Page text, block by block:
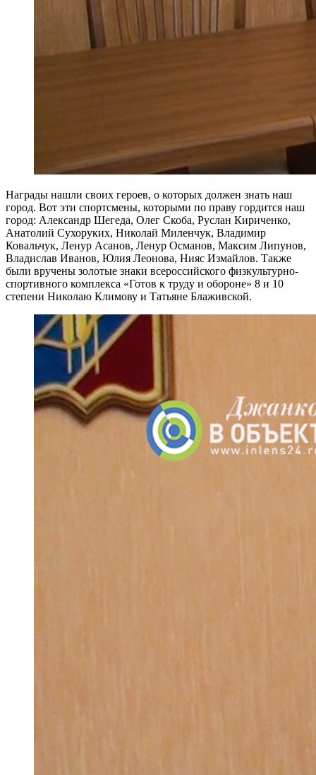
Награды нашли своих героев, о которых должен знать наш
город. Вот эти спортсмены, которыми по праву гордится наш
город: Александр Шегеда, Олег Скоба, Руслан Кириченко,
Анатолий Сухоруких, Николай Миленчук, Владимир
Ковальчук, Ленур Асанов, Ленур Османов, Максим Липунов,
Владислав Иванов, Юлия Леонова, Нияс Измайлов. Также
были вручены золотые знаки всероссийского физкультурно-
спортивного комплекса «Готов к труду и обороне» 8 и 10
степени Николаю Климову и Татьяне Блаживской.